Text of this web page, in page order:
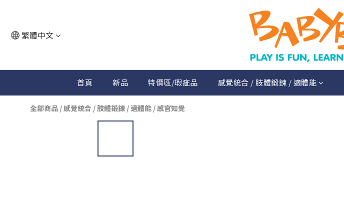
繁體中文
首頁 新品 特價區/瑕疵品 感覺統合 / 肢體鍛鍊 / 適體能
全部商品 / 感覺統合 / 肢體鍛鍊 / 適體能 / 感官知覺